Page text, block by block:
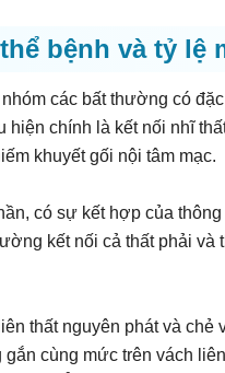
bệnh và tỷ lệ
các bất thường có
hiện chính là kết nối nhĩ
khuyết gối nội tâm mạc.
có sự kết hợp của
kết nối cả thất phải
thất nguyên phát và
cùng mức trên vách